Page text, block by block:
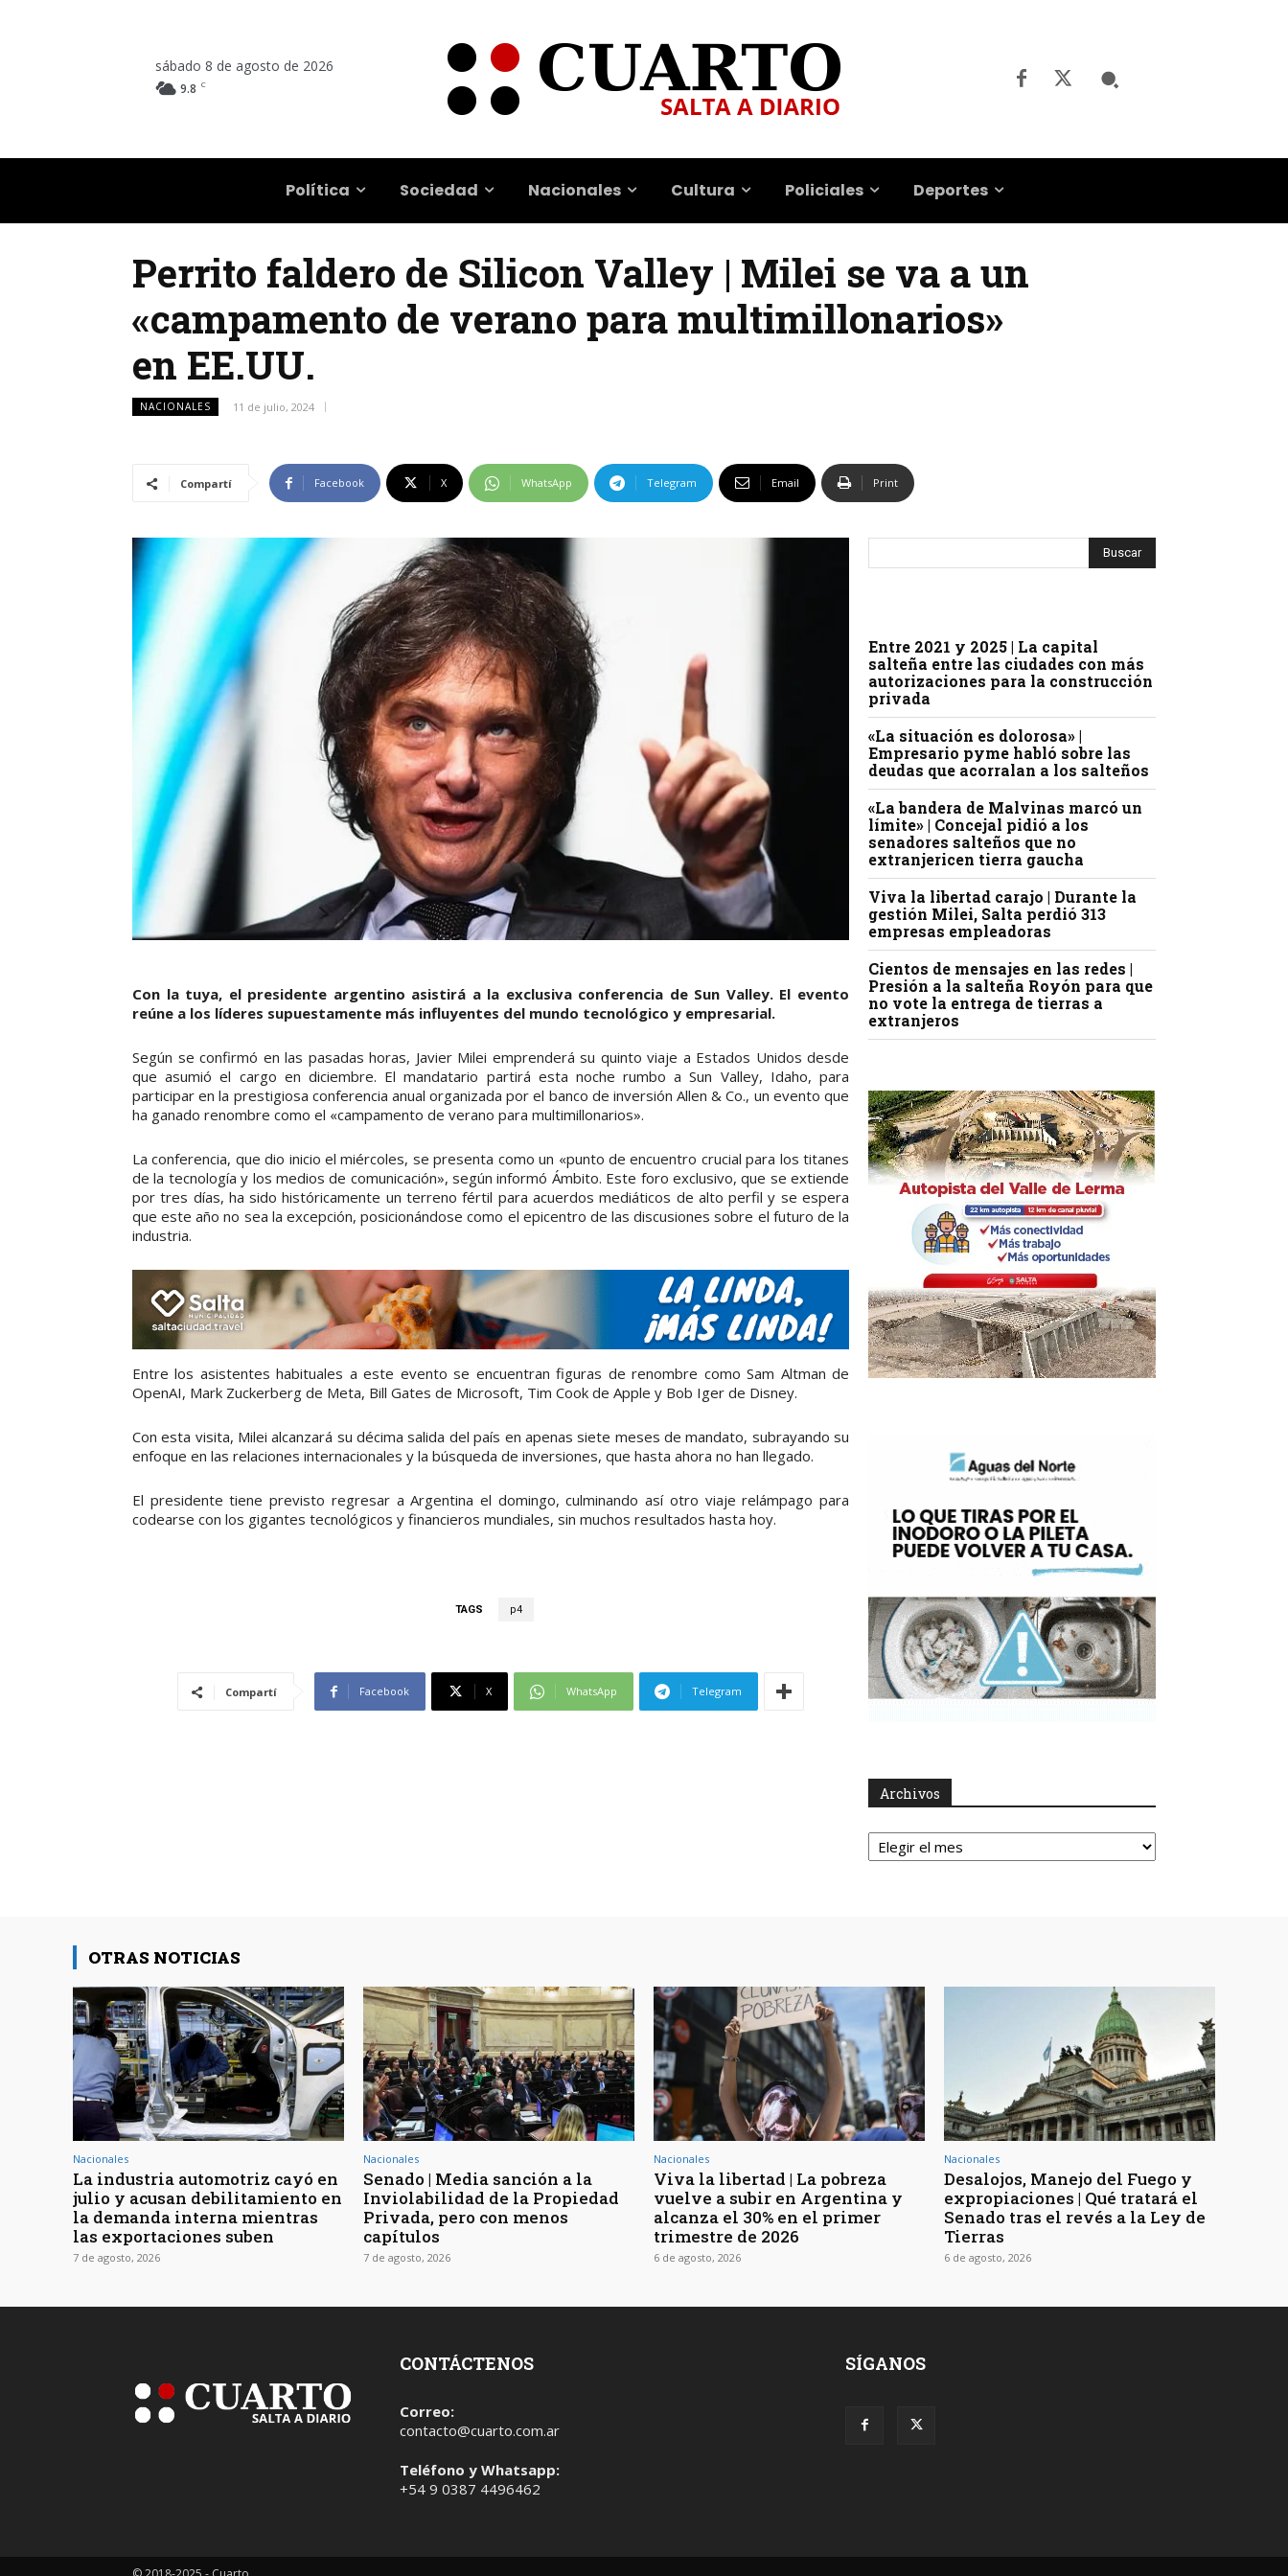
sábado 8 de agosto de 2026
9.8 C
Política Sociedad Nacionales Cultura Policiales Deportes
Perrito faldero de Silicon Valley | Milei se va a un
«campamento de verano para multimillonarios»
en EE.UU.
NACIONALES 11 de julio, 2024
Compartí Facebook X WhatsApp Telegram Email Print
Con la tuya, el presidente argentino asistirá a la exclusiva conferencia de Sun Valley. El evento
reúne a los líderes supuestamente más influyentes del mundo tecnológico y empresarial.
Según se confirmó en las pasadas horas, Javier Milei emprenderá su quinto viaje a Estados Unidos desde
que asumió el cargo en diciembre. El mandatario partirá esta noche rumbo a Sun Valley, Idaho, para
participar en la prestigiosa conferencia anual organizada por el banco de inversión Allen & Co., un evento que
ha ganado renombre como el «campamento de verano para multimillonarios».
La conferencia, que dio inicio el miércoles, se presenta como un «punto de encuentro crucial para los titanes
de la tecnología y los medios de comunicación», según informó Ámbito. Este foro exclusivo, que se extiende
por tres días, ha sido históricamente un terreno fértil para acuerdos mediáticos de alto perfil y se espera
que este año no sea la excepción, posicionándose como el epicentro de las discusiones sobre el futuro de la
industria.
Entre los asistentes habituales a este evento se encuentran figuras de renombre como Sam Altman de
OpenAI, Mark Zuckerberg de Meta, Bill Gates de Microsoft, Tim Cook de Apple y Bob Iger de Disney.
Con esta visita, Milei alcanzará su décima salida del país en apenas siete meses de mandato, subrayando su
enfoque en las relaciones internacionales y la búsqueda de inversiones, que hasta ahora no han llegado.
El presidente tiene previsto regresar a Argentina el domingo, culminando así otro viaje relámpago para
codearse con los gigantes tecnológicos y financieros mundiales, sin muchos resultados hasta hoy.
TAGS p4
Compartí Facebook X WhatsApp Telegram
Entre 2021 y 2025 | La capital
salteña entre las ciudades con más
autorizaciones para la construcción
privada
«La situación es dolorosa» |
Empresario pyme habló sobre las
deudas que acorralan a los salteños
«La bandera de Malvinas marcó un
límite» | Concejal pidió a los
senadores salteños que no
extranjericen tierra gaucha
Viva la libertad carajo | Durante la
gestión Milei, Salta perdió 313
empresas empleadoras
Cientos de mensajes en las redes |
Presión a la salteña Royón para que
no vote la entrega de tierras a
extranjeros
Archivos
Archivos
OTRAS NOTICIAS
Nacionales
La industria automotriz cayó en
julio y acusan debilitamiento en
la demanda interna mientras
las exportaciones suben
7 de agosto, 2026
Nacionales
Senado | Media sanción a la
Inviolabilidad de la Propiedad
Privada, pero con menos
capítulos
7 de agosto, 2026
Nacionales
Viva la libertad | La pobreza
vuelve a subir en Argentina y
alcanza el 30% en el primer
trimestre de 2026
6 de agosto, 2026
Nacionales
Desalojos, Manejo del Fuego y
expropiaciones | Qué tratará el
Senado tras el revés a la Ley de
Tierras
6 de agosto, 2026
CONTÁCTENOS
Correo:
contacto@cuarto.com.ar
Teléfono y Whatsapp:
+54 9 0387 4496462
SÍGANOS